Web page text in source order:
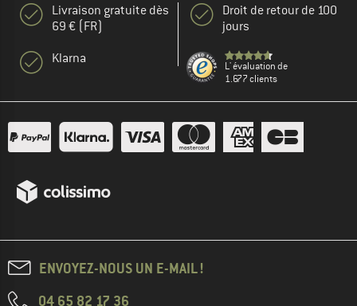
Livraison gratuite dès
69 € (FR)
Klarna
Droit de retour de 100
jours
L' évaluation de
1.677 clients
ENVOYEZ-NOUS UN E-MAIL !
04 65 82 17 36